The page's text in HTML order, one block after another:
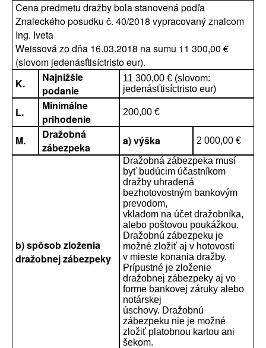
Cena predmetu dražby bola stanovená podľa
Znaleckého posudku č. 40/2018 vypracovaný znalcom
Ing. Iveta
Weissová zo dňa 16.03.2018 na sumu 11 300,00 €
(slovom jedenásťtisíctristo eur).
K.
Najnižšie
podanie
11 300,00 € (slovom:
jedenásťtisíctristo eur)
L.
Minimálne
prihodenie
200,00 €
M.
Dražobná
zábezpeka
a) výška 2 000,00 €
b) spôsob zloženia
dražobnej zábezpeky
Dražobná zábezpeka musí
byť budúcim účastníkom
dražby uhradená
bezhotovostným bankovým
prevodom,
vkladom na účet dražobníka,
alebo poštovou poukážkou.
Dražobnú zábezpeku je
možné zložiť aj v hotovosti
v mieste konania dražby.
Prípustné je zloženie
dražobnej zábezpeky aj vo
forme bankovej záruky alebo
notárskej
úschovy. Dražobnú
zábezpeku nie je možné
zložiť platobnou kartou ani
šekom.